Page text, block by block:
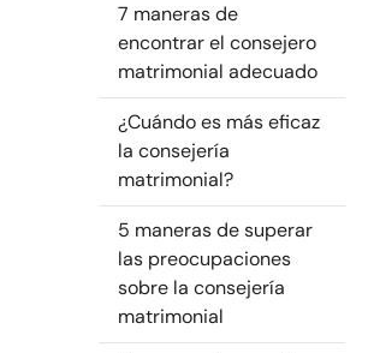
7 maneras de
encontrar el consejero
matrimonial adecuado
¿Cuándo es más eficaz
la consejería
matrimonial?
5 maneras de superar
las preocupaciones
sobre la consejería
matrimonial